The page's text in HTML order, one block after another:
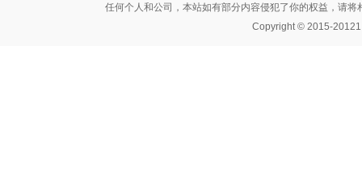
任何个人和公司，本站如有部分内容侵犯了你的权益，请
Copyright © 2015-